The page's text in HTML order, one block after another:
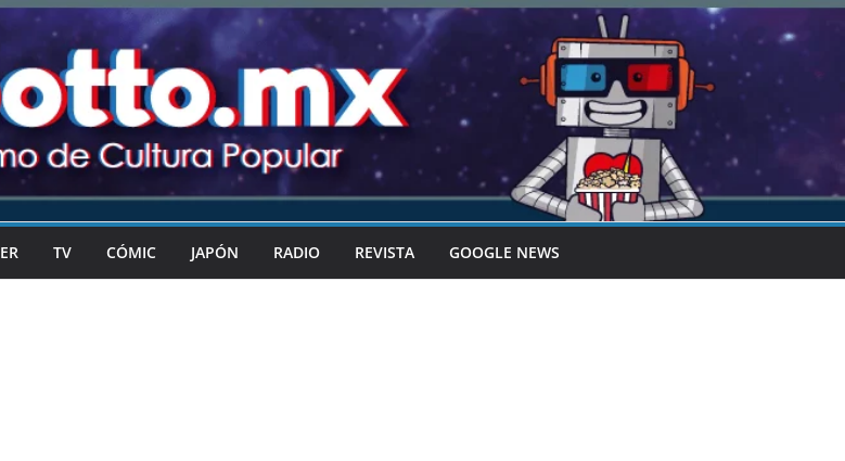
TV CÓMIC JAPÓN RADIO REVISTA GOOGLE NEWS